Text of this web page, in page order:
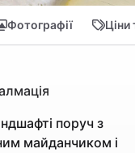
Фотографії Ціни
поруч з
майданчиком і